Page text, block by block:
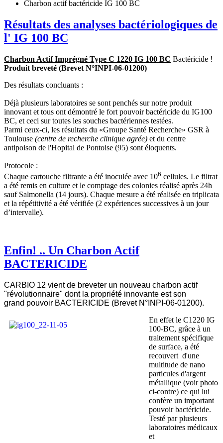
Charbon actif bactéricide IG 100 BC
Résultats des analyses bactériologiques de
l' IG 100 BC
Charbon Actif Imprégné Type C 1220 IG 100 BC Bactéricide !
Produit breveté (Brevet N°INPI-06-01200)
Des résultats concluants :
Déjà plusieurs laboratoires se sont penchés sur notre produit
innovant et tous ont démontré le fort pouvoir bactéricide du IG100
BC, et ceci sur toutes les souches bactériennes testées.
Parmi ceux-ci, les résultats du «Groupe Santé Recherche» GSR à
Toulouse (centre de recherche clinique agrée) et du centre
antipoison de l'Hopital de Pontoise (95) sont éloquents.
Protocole :
Chaque cartouche filtrante a été inoculée avec 106 cellules. Le filtrat
a été remis en culture et le comptage des colonies réalisé après 24h
sauf Salmonella (14 jours). Chaque mesure a été réalisée en triplicata
et la répétitivité a été vérifiée (2 expériences successives à un jour
d’intervalle).
Enfin! .. Un Charbon Actif
BACTERICIDE
CARBIO 12 vient de breveter un nouveau charbon actif
"révolutionnaire" dont la propriété innovante est son
grand pouvoir BACTERICIDE (Brevet N°INPI-06-01200).
En effet le C1220 IG
100-BC, grâce à un
traitement spécifique
de surface, a été
recouvert d'une
multitude de nano
particules d'argent
métallique (voir photo
ci-contre) ce qui lui
confère un important
pouvoir bactéricide.
Testé par plusieurs
laboratoires médicaux
et